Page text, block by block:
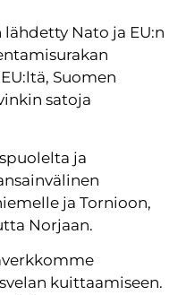
Nato ja EU:n
Suomen
satoja
ja
ja Tornioon,
Norjaan.
kuittaamiseen.